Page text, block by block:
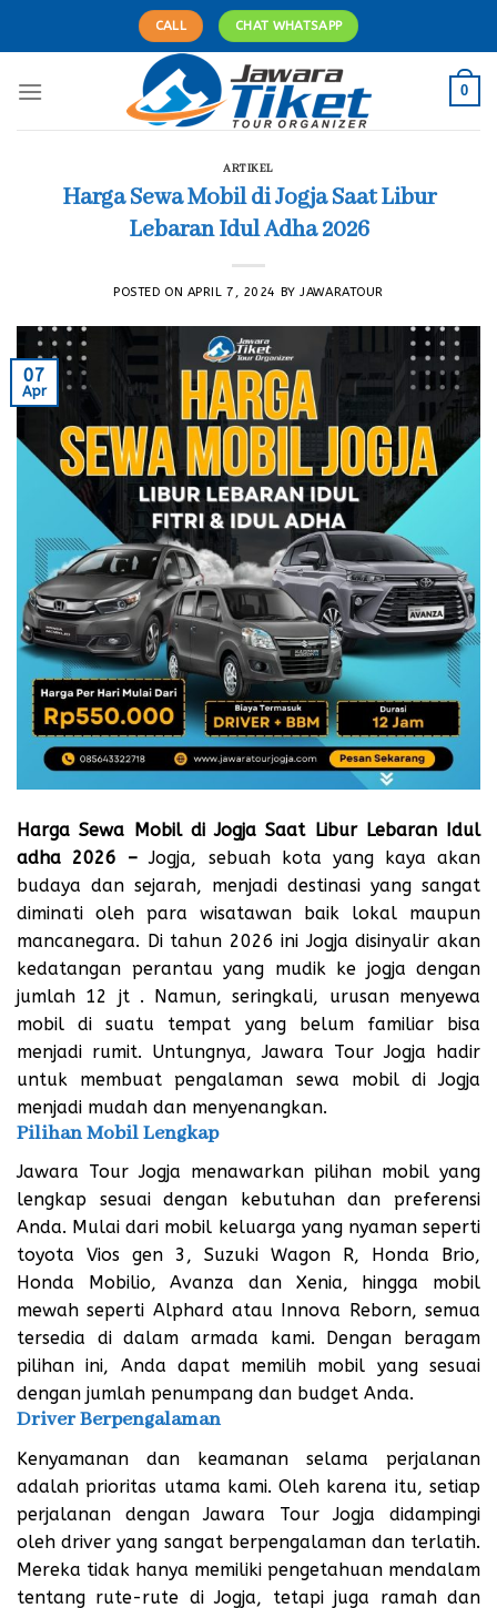
CALL CHAT WHATSAPP
0
ARTIKEL
Harga Sewa Mobil di Jogja Saat Libur
Lebaran Idul Adha 2026
POSTED ON APRIL 7, 2024 BYJAWARATOUR
07
Apr
Harga Sewa Mobil di Jogja Saat Libur Lebaran Idul
adha 2026 – Jogja, sebuah kota yang kaya akan
budaya dan sejarah, menjadi destinasi yang sangat
diminati oleh para wisatawan baik lokal maupun
mancanegara. Di tahun 2026 ini Jogja disinyalir akan
kedatangan perantau yang mudik ke jogja dengan
jumlah 12 jt . Namun, seringkali, urusan menyewa
mobil di suatu tempat yang belum familiar bisa
menjadi rumit. Untungnya, Jawara Tour Jogja hadir
untuk membuat pengalaman sewa mobil di Jogja
menjadi mudah dan menyenangkan.
Pilihan Mobil Lengkap
Jawara Tour Jogja menawarkan pilihan mobil yang
lengkap sesuai dengan kebutuhan dan preferensi
Anda. Mulai dari mobil keluarga yang nyaman seperti
toyota Vios gen 3, Suzuki Wagon R, Honda Brio,
Honda Mobilio, Avanza dan Xenia, hingga mobil
mewah seperti Alphard atau Innova Reborn, semua
tersedia di dalam armada kami. Dengan beragam
pilihan ini, Anda dapat memilih mobil yang sesuai
dengan jumlah penumpang dan budget Anda.
Driver Berpengalaman
Kenyamanan dan keamanan selama perjalanan
adalah prioritas utama kami. Oleh karena itu, setiap
perjalanan dengan Jawara Tour Jogja didampingi
oleh driver yang sangat berpengalaman dan terlatih.
Mereka tidak hanya memiliki pengetahuan mendalam
tentang rute-rute di Jogja, tetapi juga ramah dan